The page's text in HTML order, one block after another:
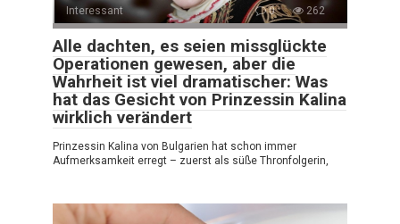
Interessant 0 262
Alle dachten, es seien missglückte
Operationen gewesen, aber die
Wahrheit ist viel dramatischer: Was
hat das Gesicht von Prinzessin Kalina
wirklich verändert
Prinzessin Kalina von Bulgarien hat schon immer
Aufmerksamkeit erregt – zuerst als süße Thronfolgerin,